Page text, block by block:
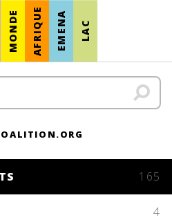
MONDE AFRIQUE EMENA LAC
165
4